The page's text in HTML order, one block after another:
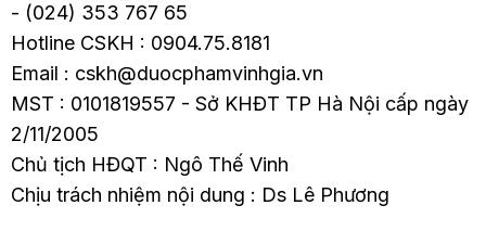
- (024) 353 767 65
Hotline CSKH : 0904.75.8181
Email : cskh@duocphamvinhgia.vn
MST : 0101819557 - Sở KHĐT TP Hà Nội cấp ngày
2/11/2005
Chủ tịch HĐQT : Ngô Thế Vinh
Chịu trách nhiệm nội dung : Ds Lê Phương